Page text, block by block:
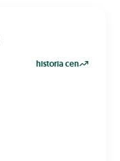
historia cen